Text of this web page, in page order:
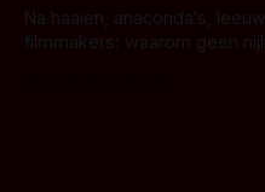
Na haaien, anaconda's,
filmmakers: waarom geen